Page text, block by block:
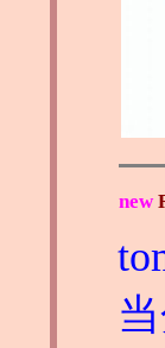
new